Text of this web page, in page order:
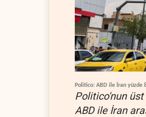
Politico: ABD ile İran yüzde
Politico'nun üst
ABD ile İran